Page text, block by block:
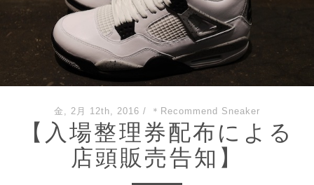
金, 2月 12th, 2016 / ＊Recommend Sneaker
【入場整理券配布による
店頭販売告知】